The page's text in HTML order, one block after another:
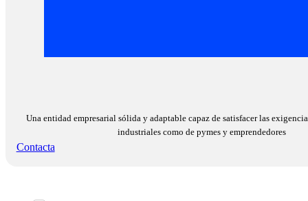
Una entidad empresarial sólida y adaptable capaz de satisfacer las
industriales como de pymes y emprendedores
Contacta